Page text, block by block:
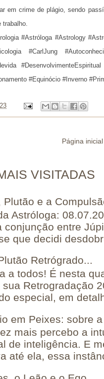
em crime de plágio, sendo
#Astróloga #Astrology
#CarlJung
#Equinócio #Inverno
Página inicial
VISITADAS
Plutão e a
Astróloga:
conjunção entre
que decidi
Retrógrado...
a todos! É nesta
sua Retrogradação
especial, em
em Peixes: sobre
mais percebo a
de inteligência. E
até ela, essa